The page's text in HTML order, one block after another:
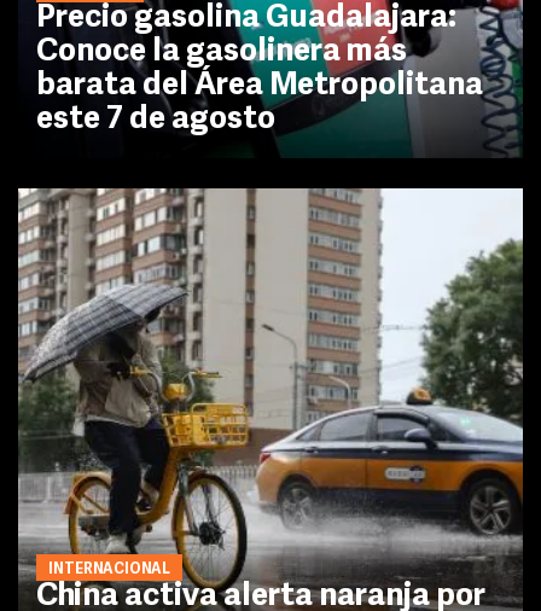
Precio gasolina Guadalajara:
Conoce la gasolinera más
barata del Área Metropolitana
este 7 de agosto
INTERNACIONAL
China activa alerta naranja por